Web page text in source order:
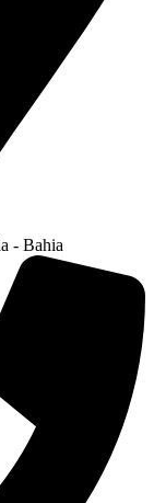
- Bahia